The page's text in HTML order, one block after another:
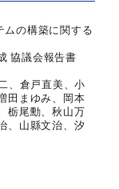
ムの構築に関する
協議会報告書
、倉戸直美、小
田まゆみ、岡本
栃尾勳、秋山万
、山縣文治、汐